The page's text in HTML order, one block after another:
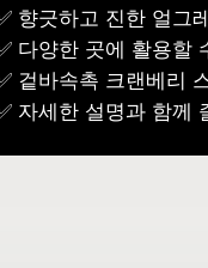
향긋하고 진한 얼그
다양한 곳에 활용할
겉바속촉 크랜베리
자세한 설명과 함께